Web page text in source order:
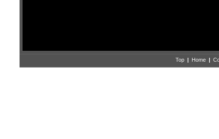
Top | Home |